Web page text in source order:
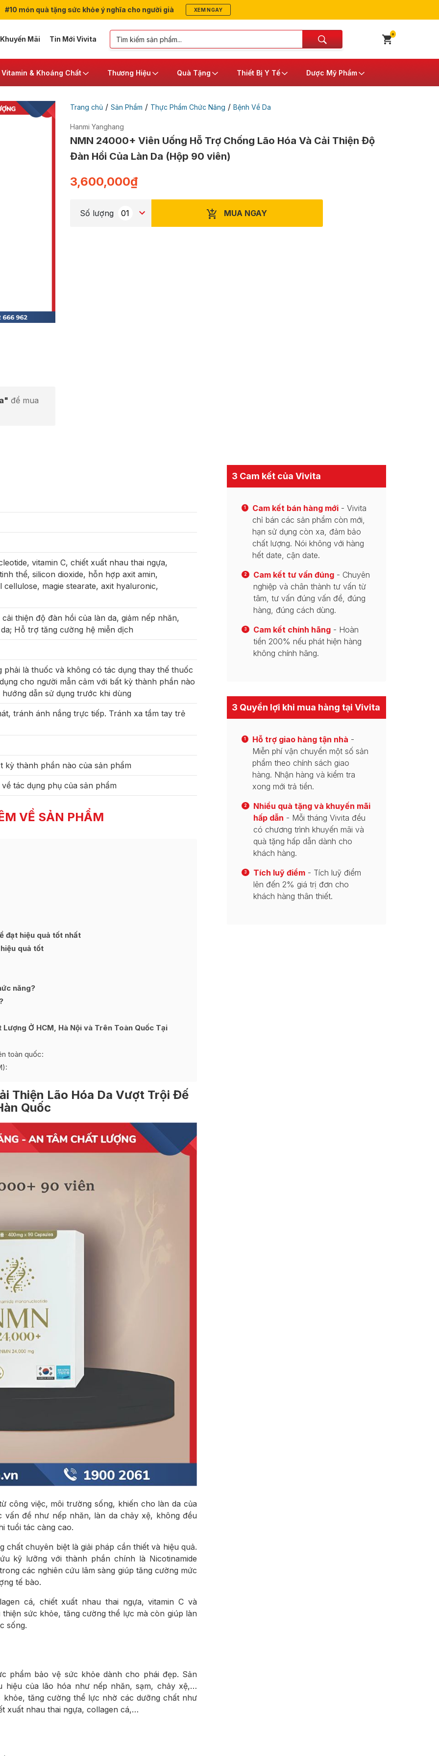
#10 món quà tặng sức khỏe ý nghĩa cho người già XEM NGAY
Mãi Tin Mới Vivita
0
Vitamin & Khoáng Chất Thương Hiệu Quà Tặng Thiết Bị Y Tế Dược Mỹ Phẩm
để mua
Trang chủ/ Sản Phẩm / Thực Phẩm Chức Năng / Bệnh Về Da
Hanmi Yanghang
NMN 24000+ Viên Uống Hỗ Trợ Chống Lão Hóa Và Cải Thiện Độ
Đàn Hồi Của Làn Da (Hộp 90 viên)
3,600,000₫
Số lượng MUA NGAY
vitamin C, chiết xuất nhau thai ngựa,
thể, silicon dioxide, hỗn hợp axit amin,
magie stearate, axit hyaluronic,
thiện độ đàn hồi của làn da, giảm nếp nhăn,
Hỗ trợ tăng cường hệ miễn dịch
phải là thuốc và không có tác dụng thay thế thuốc
cho người mẫn cảm với bất kỳ thành phần nào
dẫn sử dụng trước khi dùng
tránh ánh nắng trực tiếp. Tránh xa tầm tay trẻ
kỳ thành phần nào của sản phẩm
tác dụng phụ của sản phẩm
VỀ SẢN PHẨM
đạt hiệu quả tốt nhất
quả tốt
năng?
Ở HCM, Hà Nội và Trên Toàn Quốc Tại
toàn quốc:
Thiện Lão Hóa Da Vượt Trội Đế
Quốc
công việc, môi trường sống, khiến cho làn da của
vấn đề như nếp nhăn, làn da chảy xệ, không đều
tuổi tác càng cao.
chất chuyên biệt là giải pháp cần thiết và hiệu quả.
kỹ lưỡng với thành phần chính là Nicotinamide
các nghiên cứu lâm sàng giúp tăng cường mức
tế bào.
cá, chiết xuất nhau thai ngựa, vitamin C và
sức khỏe, tăng cường thể lực mà còn giúp làn
sống.
phẩm bảo vệ sức khỏe dành cho phái đẹp. Sản
hiệu của lão hóa như nếp nhăn, sạm, chảy xệ,…
tăng cường thể lực nhờ các dưỡng chất như
xuất nhau thai ngựa, collagen cá,…
3 Cam kết của Vivita
1 Cam kết bán hàng mới - Vivita
chỉ bán các sản phẩm còn mới,
hạn sử dụng còn xa, đảm bảo
chất lượng. Nói không với hàng
hết date, cận date.
2 Cam kết tư vấn đúng - Chuyên
nghiệp và chân thành tư vấn từ
tâm, tư vấn đúng vấn đề, đúng
hàng, đúng cách dùng.
3 Cam kết chính hãng - Hoàn
tiền 200% nếu phát hiện hàng
không chính hãng.
3 Quyền lợi khi mua hàng tại Vivita
1 Hỗ trợ giao hàng tận nhà -
Miễn phí vận chuyển một số sản
phẩm theo chính sách giao
hàng. Nhận hàng và kiểm tra
xong mới trả tiền.
2
Nhiều quà tặng và khuyến mãi
hấp dẫn - Mỗi tháng Vivita đều
có chương trình khuyến mãi và
quà tặng hấp dẫn dành cho
khách hàng.
3 Tích luỹ điểm - Tích luỹ điểm
lên đến 2% giá trị đơn cho
khách hàng thân thiết.